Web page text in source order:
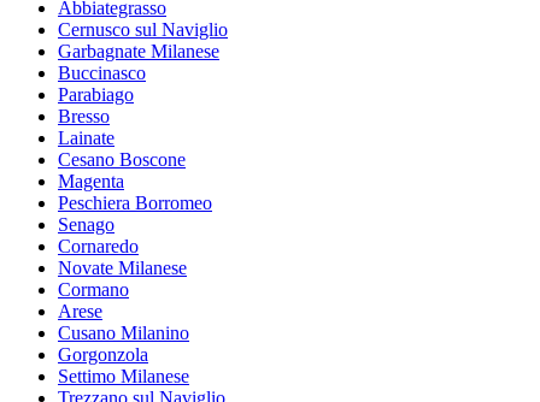
Abbiategrasso
Cernusco sul Naviglio
Garbagnate Milanese
Buccinasco
Parabiago
Bresso
Lainate
Cesano Boscone
Magenta
Peschiera Borromeo
Senago
Cornaredo
Novate Milanese
Cormano
Arese
Cusano Milanino
Gorgonzola
Settimo Milanese
Trezzano sul Naviglio